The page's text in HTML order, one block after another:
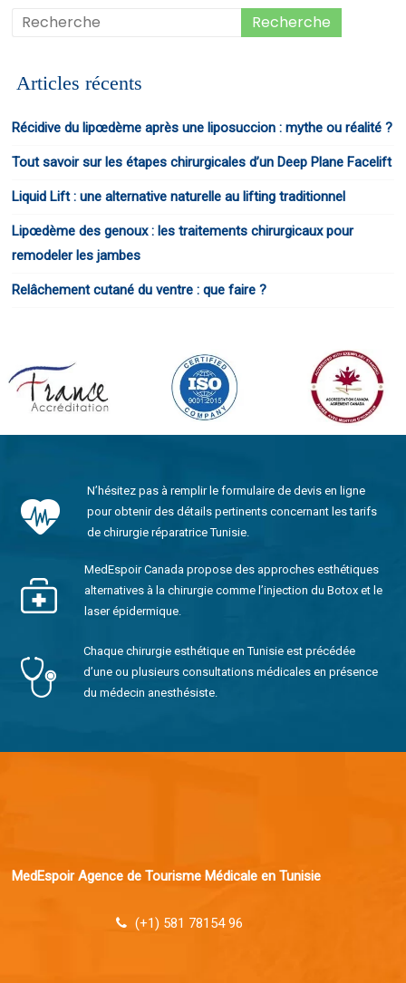
Articles récents
Récidive du lipœdème après une liposuccion : mythe ou réalité ?
Tout savoir sur les étapes chirurgicales d’un Deep Plane Facelift
Liquid Lift : une alternative naturelle au lifting traditionnel
Lipœdème des genoux : les traitements chirurgicaux pour
remodeler les jambes
Relâchement cutané du ventre : que faire ?
N’hésitez pas à remplir le formulaire de devis en ligne
pour obtenir des détails pertinents concernant les tarifs
de chirurgie réparatrice Tunisie.
MedEspoir Canada propose des approches esthétiques
alternatives à la chirurgie comme l’injection du Botox et le
laser épidermique.
Chaque chirurgie esthétique en Tunisie est précédée
d’une ou plusieurs consultations médicales en présence
du médecin anesthésiste.
MedEspoir Agence de Tourisme Médicale en Tunisie
(+1) 581 78154 96